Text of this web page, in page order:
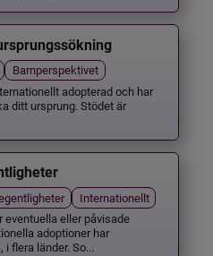
Barnperspektivet
adopterad och har
ditt ursprung. Stödet är
Internationellt
eventuella eller påvisade
adoptioner har
flera länder. So...